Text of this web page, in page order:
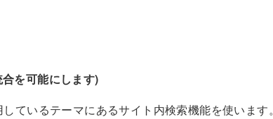
を可能にします)
ているテーマにあるサイト内検索機能を使います。